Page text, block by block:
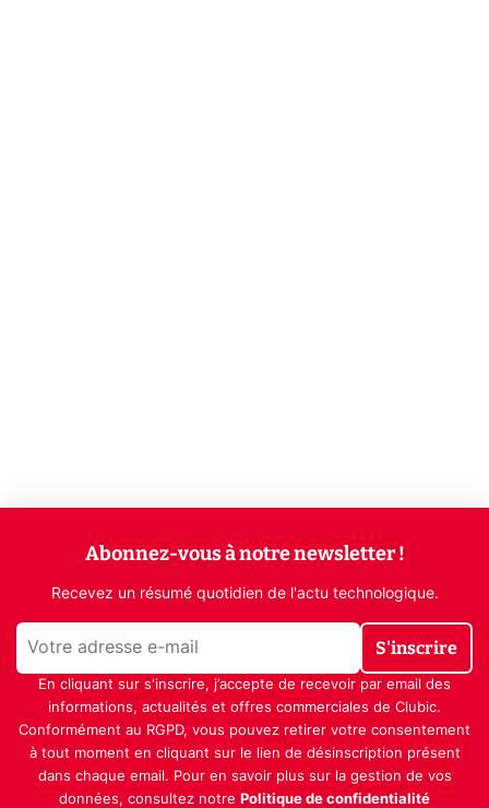
Abonnez-vous à notre newsletter !
Recevez un résumé quotidien de l'actu technologique.
S'inscrire
En cliquant sur s'inscrire, j’accepte de recevoir par email des
informations, actualités et offres commerciales de Clubic.
Conformément au RGPD, vous pouvez retirer votre consentement
à tout moment en cliquant sur le lien de désinscription présent
dans chaque email. Pour en savoir plus sur la gestion de vos
données, consultez notre Politique de confidentialité